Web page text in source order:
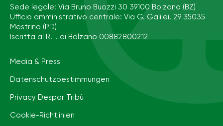
Sede legale: Via Bruno Buozzi 30 39100 Bolzano (BZ)
Ufficio amministrativo centrale: Via G. Galilei, 29 35035
Mestrino (PD)
Iscritta al R. I. di Bolzano 00882800212
Media & Press
Datenschutzbestimmungen
Privacy Despar Tribù
Cookie-Richtlinien